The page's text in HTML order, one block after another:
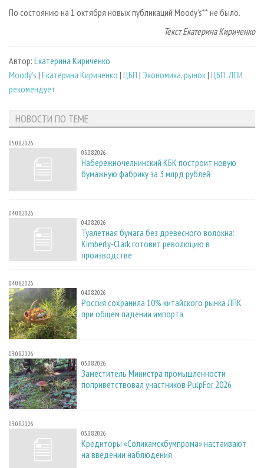
По состоянию на 1 октября новых публикаций Moody’s** не было.
Текст Екатерина Кириченко
Автор: Екатерина Кириченко
Moody’s | Екатерина Кириченко | ЦБП | Экономика, рынок| ЦБП: ЛПИ
рекомендует
НОВОСТИ ПО ТЕМЕ
05.08.2026
05.08.2026
Набережночелнинский КБК построит новую
бумажную фабрику за 3 млрд рублей
04.08.2026
04.08.2026
Туалетная бумага без древесного волокна:
Kimberly-Clark готовит революцию в
производстве
04.08.2026
04.08.2026
Россия сохранила 10% китайского рынка ЛПК
при общем падении импорта
03.08.2026
03.08.2026
Заместитель Министра промышленности
поприветствовал участников PulpFor 2026
03.08.2026
03.08.2026
Кредиторы «Соликамскбумпрома» настаивают
на введении наблюдения